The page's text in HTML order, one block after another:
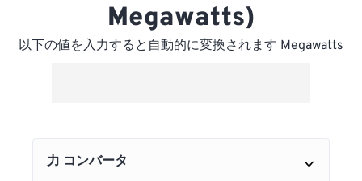
Megawatts)
以下の値を入力すると自動的に変換されます Megawatts